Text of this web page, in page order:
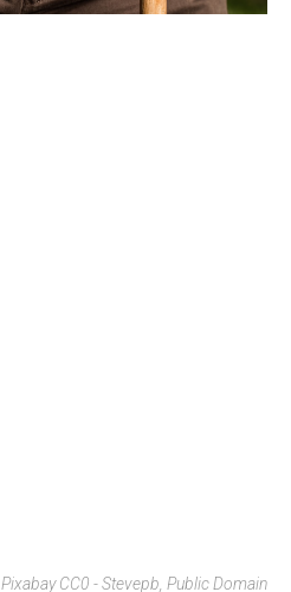
Pixabay CC0 - Stevepb, Public Domain